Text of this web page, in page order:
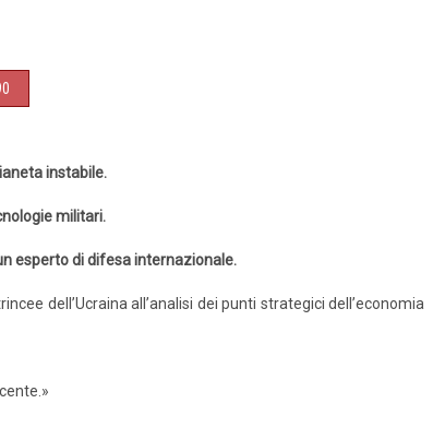
instabile.
militari.
esperto di difesa internazionale.
dell’Ucraina all’analisi dei punti strategici dell’economia